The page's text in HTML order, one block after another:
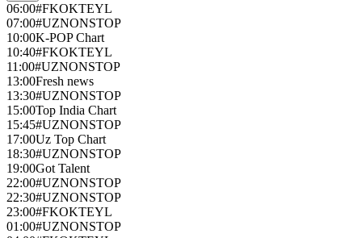
06:00#FKOKTEYL
07:00#UZNONSTOP
10:00K-POP Chart
10:40#FKOKTEYL
11:00#UZNONSTOP
13:00Fresh news
13:30#UZNONSTOP
15:00Top India Chart
15:45#UZNONSTOP
17:00Uz Top Chart
18:30#UZNONSTOP
19:00Got Talent
22:00#UZNONSTOP
22:30#UZNONSTOP
23:00#FKOKTEYL
01:00#UZNONSTOP